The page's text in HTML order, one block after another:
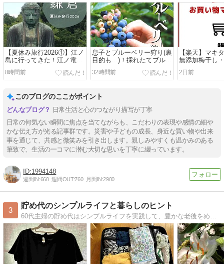
【夏休み旅行2026①】江ノ
島に行ってきた！江ノ電と
鎌倉の大仏
8時間前
息子とブルーベリー狩り(裏
目的も…)！採れたてブルー
ベリーで贅沢スムージー
32時間前
【楽天】マキ
無添加梅干し
ー・数か月ぶ
ルを購入
2日前
このブログのここがポイント
日常生活と心のつながり描写が丁寧
日常の何気ない瞬間に焦点を当てながらも、こだわりの表現や感情の細や
かな伝え方が光る記事群です。災害や子どもの成長、身近な買い物や出来
事を通じて、共感と微笑みを引き出します。親しみやすくも温かみのある
筆致で、生活の一コマに潜む大切な思いを丁寧に綴っています。
1994148
週間IN:660 週間OUT:760 月間IN:2900
3
貯め代のシンプルライフと暮らしのヒント
60代主婦の貯め代はシンプルライフを実践して、豊かな老後をめざしています。皆さまの暮らしに寄り添い、ちょっとした気づきになる記事やヒントをご活用ください。